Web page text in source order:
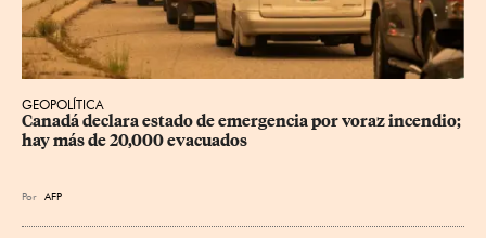
GEOPOLÍTICA
Canadá declara estado de emergencia por voraz incendio;
hay más de 20,000 evacuados
Por AFP